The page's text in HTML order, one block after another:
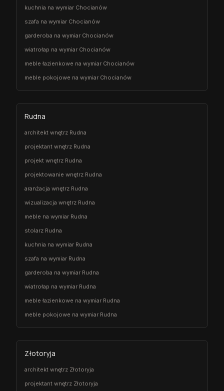
kuchnia na wymiar Chocianów
szafa na wymiar Chocianów
garderoba na wymiar Chocianów
wiatrołap na wymiar Chocianów
meble łazienkowe na wymiar Chocianów
meble pokojowe na wymiar Chocianów
Rudna
architekt wnętrz Rudna
projektant wnętrz Rudna
projekt wnętrz Rudna
projektowanie wnętrz Rudna
aranżacja wnętrz Rudna
wizualizacja wnętrz Rudna
meble na wymiar Rudna
stolarz Rudna
kuchnia na wymiar Rudna
szafa na wymiar Rudna
garderoba na wymiar Rudna
wiatrołap na wymiar Rudna
meble łazienkowe na wymiar Rudna
meble pokojowe na wymiar Rudna
Złotoryja
architekt wnętrz Złotoryja
projektant wnętrz Złotoryja